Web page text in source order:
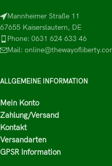
Mannheimer Straße 11
67655 Kaiserslautern, DE
Phone: 0631 624 633 46
Mail:
ALLGEMEINE INFORMATION
Mein Konto
Zahlung/Versand
Kontakt
Versandarten
GPSR Information